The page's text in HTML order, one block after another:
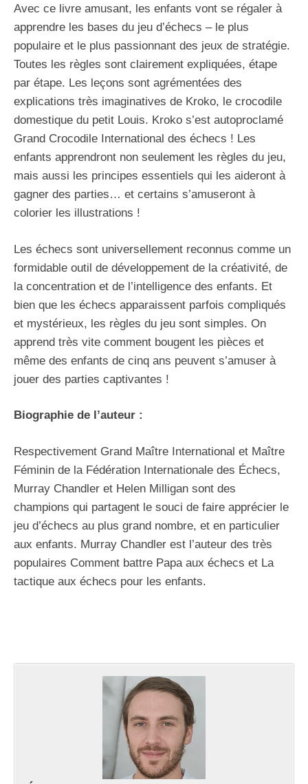
Avec ce livre amusant, les enfants vont se régaler à
apprendre les bases du jeu d’échecs – le plus
populaire et le plus passionnant des jeux de stratégie.
Toutes les règles sont clairement expliquées, étape
par étape. Les leçons sont agrémentées des
explications très imaginatives de Kroko, le crocodile
domestique du petit Louis. Kroko s’est autoproclamé
Grand Crocodile International des échecs ! Les
enfants apprendront non seulement les règles du jeu,
mais aussi les principes essentiels qui les aideront à
gagner des parties… et certains s’amuseront à
colorier les illustrations !
Les échecs sont universellement reconnus comme un
formidable outil de développement de la créativité, de
la concentration et de l’intelligence des enfants. Et
bien que les échecs apparaissent parfois compliqués
et mystérieux, les règles du jeu sont simples. On
apprend très vite comment bougent les pièces et
même des enfants de cinq ans peuvent s’amuser à
jouer des parties captivantes !
Biographie de l’auteur :
Respectivement Grand Maître International et Maître
Féminin de la Fédération Internationale des Échecs,
Murray Chandler et Helen Milligan sont des
champions qui partagent le souci de faire apprécier le
jeu d’échecs au plus grand nombre, et en particulier
aux enfants. Murray Chandler est l’auteur des très
populaires Comment battre Papa aux échecs et La
tactique aux échecs pour les enfants.